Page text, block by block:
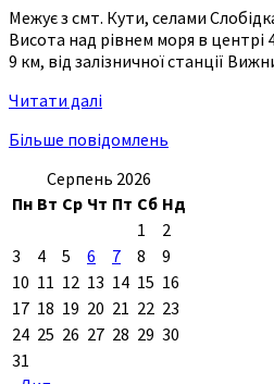
Межує з смт. Кути, селами
Висота над рівнем моря в центрі
9 км, від залізничної станції
Читати далі
Більше повідомлень
Серпень 2026
Пн Вт Ср Чт Пт Сб Нд
1
2
3
4 5 6 7 8
9
10 11 12 13 14 15 16
17 18 19 20 21 22 23
24 25 26 27 28 29 30
31